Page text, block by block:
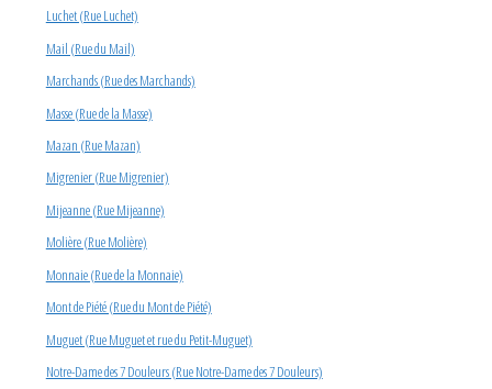
Luchet (Rue Luchet)
Mail (Rue du Mail)
Marchands (Rue des Marchands)
Masse (Rue de la Masse)
Mazan (Rue Mazan)
Migrenier (Rue Migrenier)
Mijeanne (Rue Mijeanne)
Molière (Rue Molière)
Monnaie (Rue de la Monnaie)
Mont de Piété (Rue du Mont de Piété)
Muguet (Rue Muguet et rue du Petit-Muguet)
Notre-Dame des 7 Douleurs (Rue Notre-Dame des 7 Douleurs)